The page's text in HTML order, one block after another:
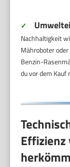
✓
Nachhaltigkeit
Mähroboter
Benzin-
du vor dem